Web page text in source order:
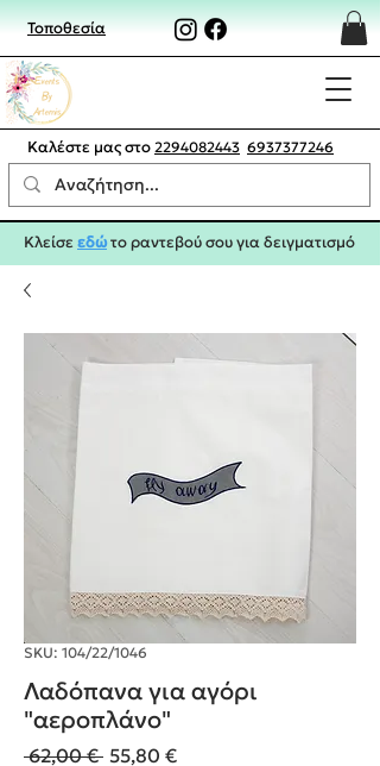
Τοποθεσία
Καλέστε μας στο 2294082443 6937377246
Κλείσεεδώτο ραντεβού σου για δειγματισμό
SKU: 104/22/1046
Λαδόπανα για αγόρι
"αεροπλάνο"
62,00 € Κανονική
55,80 €Τιμή